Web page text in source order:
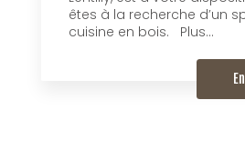
êtes à la recherche d’un
cuisine en bois. Plus...